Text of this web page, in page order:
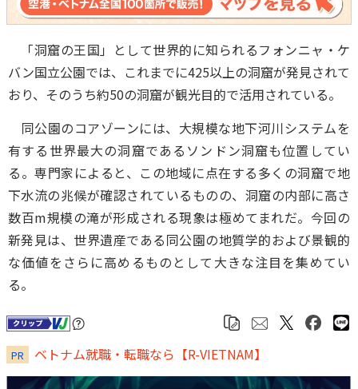
「洞窟の王国」として世界的に知られるフォンニャ・ケ
バン国立公園では、これまでに425以上の洞窟が発見されて
おり、そのうち約50の洞窟が観光目的で活用されている。
同公園のコアゾーンには、大規模な地下河川システムを
有する世界最大の洞窟であるソンドン洞窟も位置してい
る。専門家によると、この地域に点在する多くの洞窟で地
下水流の兆候が確認されているものの、洞窟の内部に高さ
数百m規模の滝が形成される現象は極めてまれだ。今回の
新発見は、世界遺産である同公園の地質学的および景観的
な価値をさらに高めるものとして大きな注目を集めてい
る。
PR ベトナム就職・転職なら【R-VIETNAM】